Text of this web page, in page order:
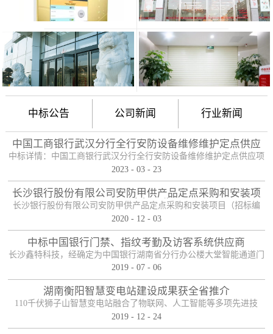
中标公告 公司新闻 行业新闻
中国工商银行武汉分行全行安防设备维修维护定点供应
项目
中标详情：中国工商银行武汉分行全行安防设备维修维护定点供应项
目（项目编号：HBZTH-FW-2022-106），于2023年2月3日以公开招
定贵单位为本项目2包的入围供应商。中标产品：防护舱
2023 - 03 - 23
长沙银行股份有限公司安防甲供产品定点采购和安装项
目——中标公告
长沙银行股份有限公司安防甲供产品定点采购和安装项目（招标编
号：0646-204HNGL500）评标工作已经结束，经评标委员会认真评
的中标人。包一采购内容为：1、甲级木质防火门；2、防尾随联动互
锁安全门；3、自助银行安全防护门；4、甲级防盗安全门（优质
钢）；5、钢化玻璃自动感应门、防砸玻璃自动感应，和电机；6、银
行专用防盗卷帘门（含电机、控...
2020 - 12 - 03
中标中国银行门禁、指纹考勤及访客系统供应商
长沙鑫特科技，经确定为中国银行湖南省分行办公楼大堂智能通道门
禁、指纹考勤、访客系统采购项目供应商。门禁指纹考勤系统
2019 - 07 - 06
湖南衡阳智慧变电站建设成果获全省推介
110千伏狮子山智慧变电站融合了物联网、人工智能等多项先进技
术，是设备侧电力物联网建设在专业领域的最佳实践。”近日，国网
2019 - 12 - 24